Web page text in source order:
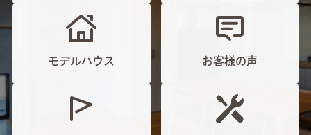
モデルハウス お客様の声